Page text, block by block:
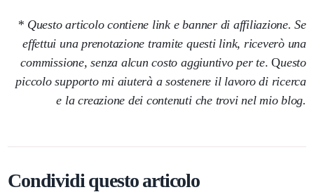
* Questo articolo contiene link e banner di affiliazione. Se
effettui una prenotazione tramite questi link, riceverò una
commissione, senza alcun costo aggiuntivo per te. Questo
piccolo supporto mi aiuterà a sostenere il lavoro di ricerca
e la creazione dei contenuti che trovi nel mio blog.
Condividi questo articolo